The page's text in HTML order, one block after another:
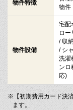
物件特徴
物件
物件設備
宅配
ロー
/ 収
/ シ
洗濯
ンロ
応)
※【初期費用カード決
ます。